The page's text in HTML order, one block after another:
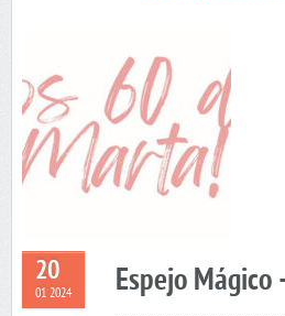
20
01 2024 Espejo Mágico